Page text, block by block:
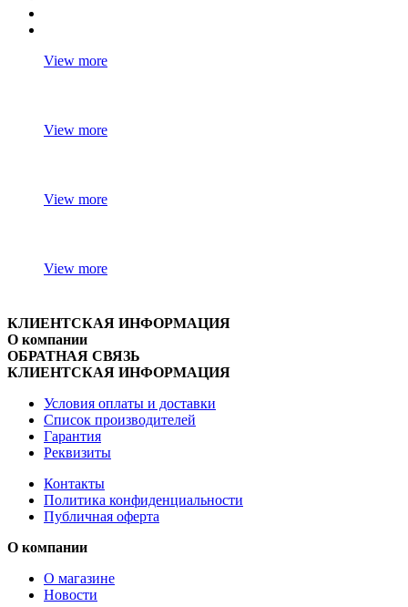
View more
View more
View more
View more
КЛИЕНТСКАЯ ИНФОРМАЦИЯ
О компании
ОБРАТНАЯ СВЯЗЬ
КЛИЕНТСКАЯ ИНФОРМАЦИЯ
Условия оплаты и доставки
Список производителей
Гарантия
Реквизиты
Контакты
Политика конфиденциальности
Публичная оферта
О компании
О магазине
Новости